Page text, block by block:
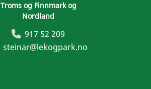
Troms og Finnmark og
Nordland
917 52 209
steinar@lekogpark.no